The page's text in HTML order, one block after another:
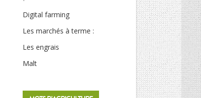
Digital farming
Les marchés à terme :
Les engrais
Malt